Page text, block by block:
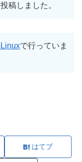
稿しました。
で行っていま
はてブ